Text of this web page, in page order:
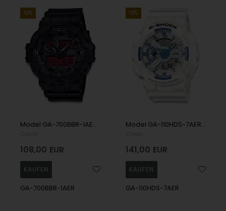
19%
Model GA-700BBR-1AER Casio G-Shock 700 Casio Quartz Herren uhr
108,00 EUR
GA-700BBR-1AER
19%
Model GA-110HDS-7AER Casio G-Shock / GA-110HDS Series Casio Herren uhr
141,00 EUR
GA-110HDS-7AER